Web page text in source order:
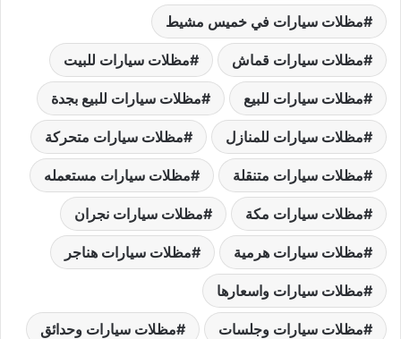
مظلات سيارات في خميس مشيط
مظلات سيارات قماش مظلات سيارات للبيت
مظلات سيارات للبيع مظلات سيارات للبيع بجدة
مظلات سيارات للمنازل مظلات سيارات متحركة
مظلات سيارات متنقلة مظلات سيارات مستعمله
مظلات سيارات مكة مظلات سيارات نجران
مظلات سيارات هرمية مظلات سيارات هناجر
مظلات سيارات واسعارها
مظلات سيارات وجلسات مظلات سيارات وحدائق